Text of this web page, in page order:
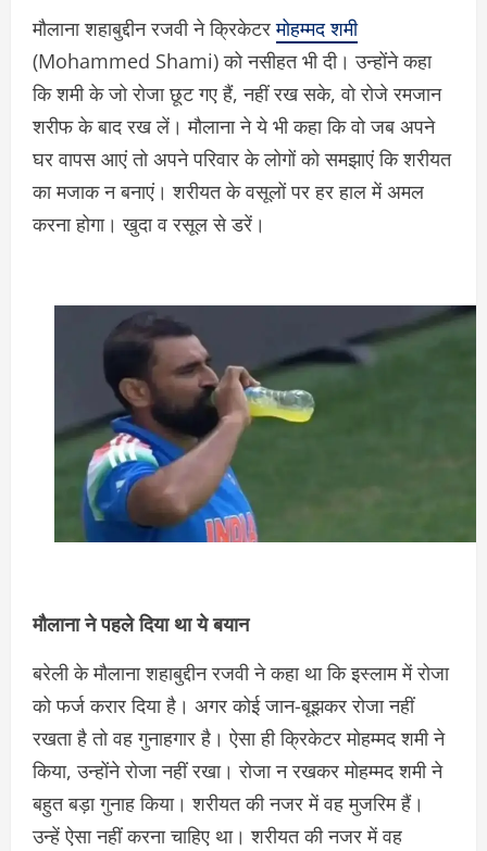
मौलाना शहाबुद्दीन रजवी ने क्रिकेटरमोहम्मद शमी
(Mohammed Shami) को नसीहत भी दी। उन्होंने कहा
कि शमी के जो रोजा छूट गए हैं, नहीं रख सके, वो रोजे रमजान
शरीफ के बाद रख लें। मौलाना ने ये भी कहा कि वो जब अपने
घर वापस आएं तो अपने परिवार के लोगों को समझाएं कि शरीयत
का मजाक न बनाएं। शरीयत के वसूलों पर हर हाल में अमल
करना होगा। खुदा व रसूल से डरें।
मौलाना ने पहले दिया था ये बयान
बरेली के मौलाना शहाबुद्दीन रजवी ने कहा था कि इस्लाम में रोजा
को फर्ज करार दिया है। अगर कोई जान-बूझकर रोजा नहीं
रखता है तो वह गुनाहगार है। ऐसा ही क्रिकेटर मोहम्मद शमी ने
किया, उन्होंने रोजा नहीं रखा। रोजा न रखकर मोहम्मद शमी ने
बहुत बड़ा गुनाह किया। शरीयत की नजर में वह मुजरिम हैं।
उन्हें ऐसा नहीं करना चाहिए था। शरीयत की नजर में वह